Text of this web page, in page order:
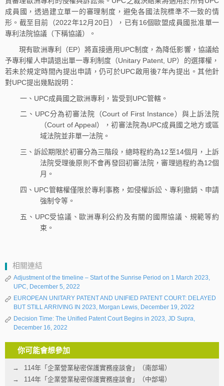
成員國，透過建立單一的審理制度，避免各國法院標準不一致的情
形。截至目前（2022年12月20日），已有16個歐盟成員國批准單一
專利法院協議（下稱協議）。
現有歐洲專利（EP）將直接適用UPC制度，為降低影響，協議給
予專利權人申請退出單一專利制度（Unitary Patent, UP）的選擇權，
若未於規定時間內提出申請，仍可於UPC啟用後7年內提出。其他針
對UPC提出幾點說明：
一、UPC成員國之歐洲專利，皆受到UPC管轄。
二、UPC分為初審法院（Court of First Instance）與上訴法院
（Court of Appeal），初審法院為UPC成員國之地方或區
域法院並非單一法院。
三、訴訟期限於初審分為三階段，總時程約為12至14個月，上訴
法院受理後原則不會再發回初審法院，審理過程約為12個
月。
四、UPC管轄權僅限於專利事務，如侵權訴訟、專利撤銷、申請
強制令等。
五、UPC受協議、歐洲專利公約及有關的國際協議、規範等約
束。
相關連結
Adjustment of the timeline – Start of the Sunrise Period on 1 March 2023,
UPC, December 5, 2022
EUROPEAN UNITARY PATENT AND UNIFIED PATENT COURT: DELAYED
BUT STILL ARRIVING IN 2023, Morgan Lewis, December 19, 2022
Decision Time: The Unified Patent Court Begins in 2023, JD Supra,
December 16, 2022
你可能會想參加
114年「企業營業秘密保護實務座談會」（南部場）
114年「企業營業秘密保護實務座談會」（中部場）